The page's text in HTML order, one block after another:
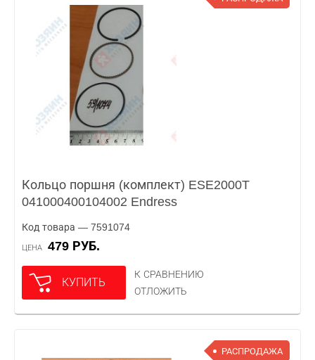
Кольцо поршня (комплект) ESE2000T
041000400104002 Endress
Код товара — 7591074
ЦЕНА 479 РУБ.
КУПИТЬ
К СРАВНЕНИЮ
ОТЛОЖИТЬ
РАСПРОДАЖА